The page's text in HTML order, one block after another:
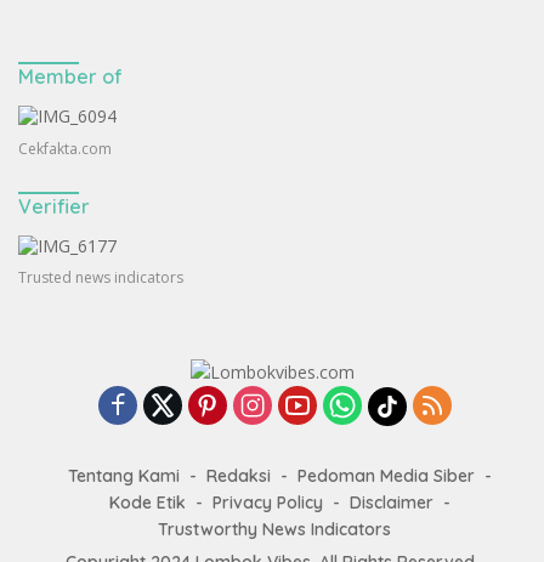
Member of
Cekfakta.com
Verifier
Trusted news indicators
Tentang Kami Redaksi
Pedoman Media Siber
Kode Etik
Privacy Policy
Disclaimer
Trustworthy News Indicators